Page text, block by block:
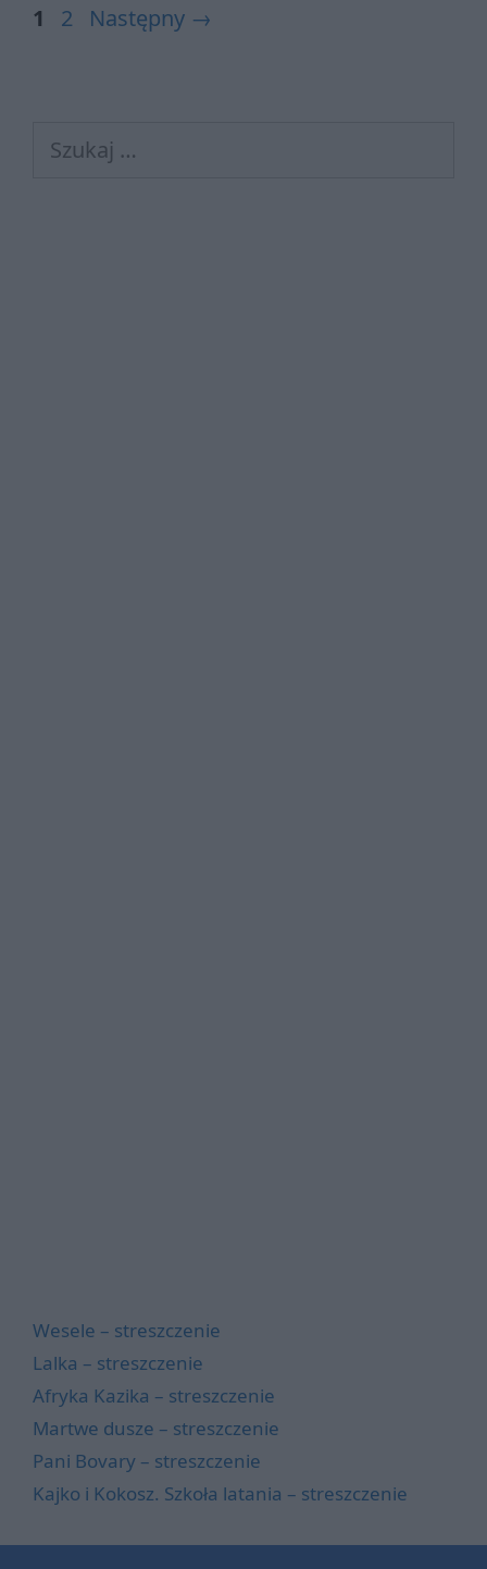
Strona
1 Strona
2 Następny →
Wesele – streszczenie
Lalka – streszczenie
Afryka Kazika – streszczenie
Martwe dusze – streszczenie
Pani Bovary – streszczenie
Kajko i Kokosz. Szkoła latania – streszczenie